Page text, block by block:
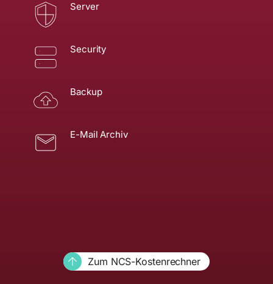
Server
Security
Backup
E-Mail Archiv
Zum NCS-Kostenrechner